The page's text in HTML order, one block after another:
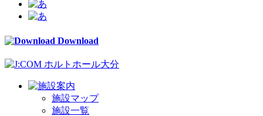
Download
施設マップ
施設一覧